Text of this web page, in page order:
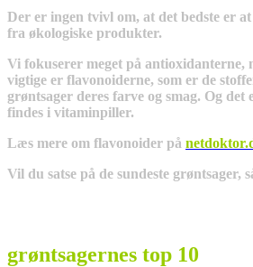
Der er ingen tvivl om, at det bedste er
fra økologiske produkter.
Vi fokuserer meget på antioxidanterne,
vigtige er flavonoiderne, som er de
grøntsager deres farve og smag. Og det
findes i vitaminpiller.
Læs mere om flavonoider på
Vil du satse på de sundeste grøntsager,
grøntsagernes top 10